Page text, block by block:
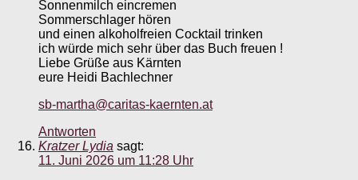
Sonnenmilch eincremen
Sommerschlager hören
und einen alkoholfreien Cocktail trinken
ich würde mich sehr über das Buch freuen !
Liebe Grüße aus Kärnten
eure Heidi Bachlechner
sb-martha@caritas-kaernten.at
Antworten
Kratzer Lydia sagt:
11. Juni 2026 um 11:28 Uhr